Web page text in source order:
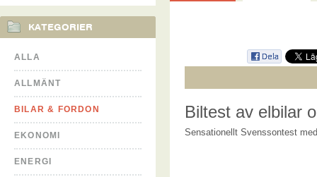
KATEGORIER
ALLA
ALLMÄNT
BILAR & FORDON
EKONOMI
ENERGI
Biltest av elbilar
Sensationellt Svenssontest